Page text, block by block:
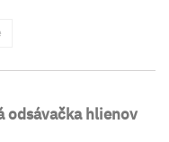
odsávačka hlienov